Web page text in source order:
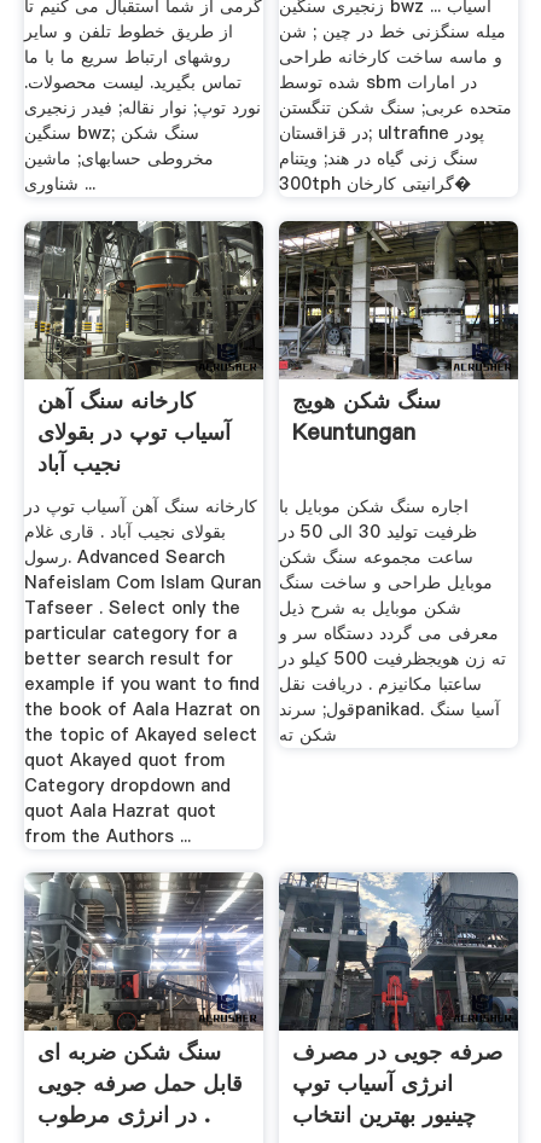
گرمی از شما استقبال می کنیم تا
از طریق خطوط تلفن و سایر
روشهای ارتباط سریع ما با ما
تماس بگیرید. لیست محصولات.
نورد توپ; نوار نقاله; فیدر زنجیری
سنگین bwz; سنگ شکن
مخروطی حسابهای; ماشین
شناوری ...
زنجیری سنگین bwz ... آسیاب
میله سنگزنی خط در چین ; شن
و ماسه ساخت کارخانه طراحی
شده توسط sbm در امارات
متحده عربی; سنگ شکن تنگستن
در قزاقستان; ultrafine پودر
سنگ زنی گیاه در هند; ویتنام
300tph گرانیتی کارخان�
کارخانه سنگ آهن
آسیاب توپ در بقولای
نجیب آباد
کارخانه سنگ آهن آسیاب توپ در
بقولای نجیب آباد . قاری غلام
رسول. Advanced Search
Nafeislam Com Islam Quran
Tafseer . Select only the
particular category for a
better search result for
example if you want to find
the book of Aala Hazrat on
the topic of Akayed select
quot Akayed quot from
Category dropdown and
quot Aala Hazrat quot
from the Authors ...
سنگ شکن هویج
Keuntungan
اجاره سنگ شکن موبایل با
ظرفیت تولید 30 الی 50 در
ساعت مجموعه سنگ شکن
موبایل طراحی و ساخت سنگ
شکن موبایل به شرح ذیل
معرفی می گردد دستگاه سر و
ته زن هویجظرفیت 500 کیلو در
ساعتبا مکانیزم . دریافت نقل
قول; سرندpanikad. آسیا سنگ
شکن ته
سنگ شکن ضربه ای
قابل حمل صرفه جویی
در انرژی مرطوب .
صرفه جویی در مصرف
انرژی آسیاب توپ
چینیور بهترین انتخاب